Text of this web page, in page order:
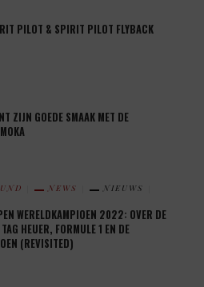
PILOT & SPIRIT PILOT FLYBACK
ZIJN GOEDE SMAAK MET DE
NEWS
NIEUWS
WERELDKAMPIOEN 2022: OVER DE
HEUER, FORMULE 1 EN DE
(REVISITED)